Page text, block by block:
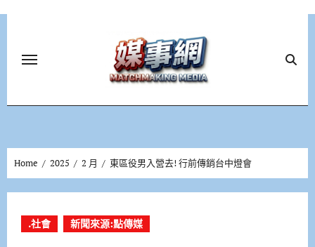
Home 2025 2 月 東區役男入營去! 行前傳銷台中燈會
.社會 新聞來源:點傳媒